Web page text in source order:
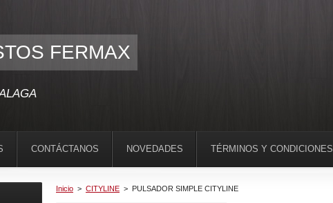
FERMAX
Inicio > CITYLINE > PULSADOR SIMPLE CITYLINE
CONTÁCTANOS NOVEDADES TÉRMINOS Y CONDICIONES